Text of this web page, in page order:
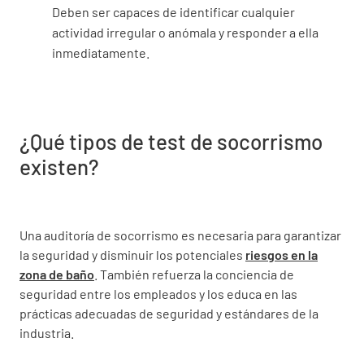
Deben ser capaces de identificar cualquier
actividad irregular o anómala y responder a ella
inmediatamente.
¿Qué tipos de test de socorrismo
existen?
Una auditoría de socorrismo es necesaria para garantizar
la seguridad y disminuir los potenciales riesgos en la
zona de baño . También refuerza la conciencia de
seguridad entre los empleados y los educa en las
prácticas adecuadas de seguridad y estándares de la
industria.